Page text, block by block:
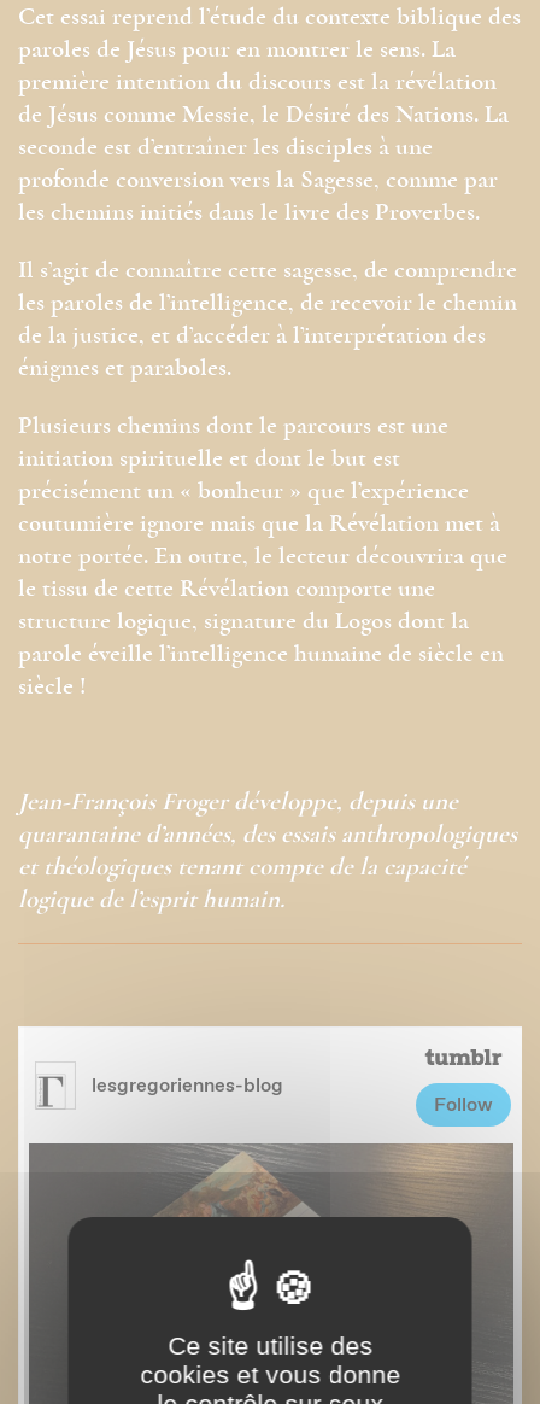
Cet essai reprend l’étude du contexte biblique des
paroles de Jésus pour en montrer le sens. La
première intention du discours est la révélation
de Jésus comme Messie, le Désiré des Nations. La
seconde est d’entraîner les disciples à une
profonde conversion vers la Sagesse, comme par
les chemins initiés dans le livre des Proverbes.
Il s’agit de connaître cette sagesse, de comprendre
les paroles de l’intelligence, de recevoir le chemin
de la justice, et d’accéder à l’interprétation des
énigmes et paraboles.
Plusieurs chemins dont le parcours est une
initiation spirituelle et dont le but est
précisément un « bonheur » que l’expérience
coutumière ignore mais que la Révélation met à
notre portée. En outre, le lecteur découvrira que
le tissu de cette Révélation comporte une
structure logique, signature du Logos dont la
parole éveille l’intelligence humaine de siècle en
siècle !
Jean-François Froger développe, depuis une
quarantaine d’années, des essais anthropologiques
et théologiques tenant compte de la capacité
logique de l’esprit humain.
Ce site utilise des
cookies et vous donne